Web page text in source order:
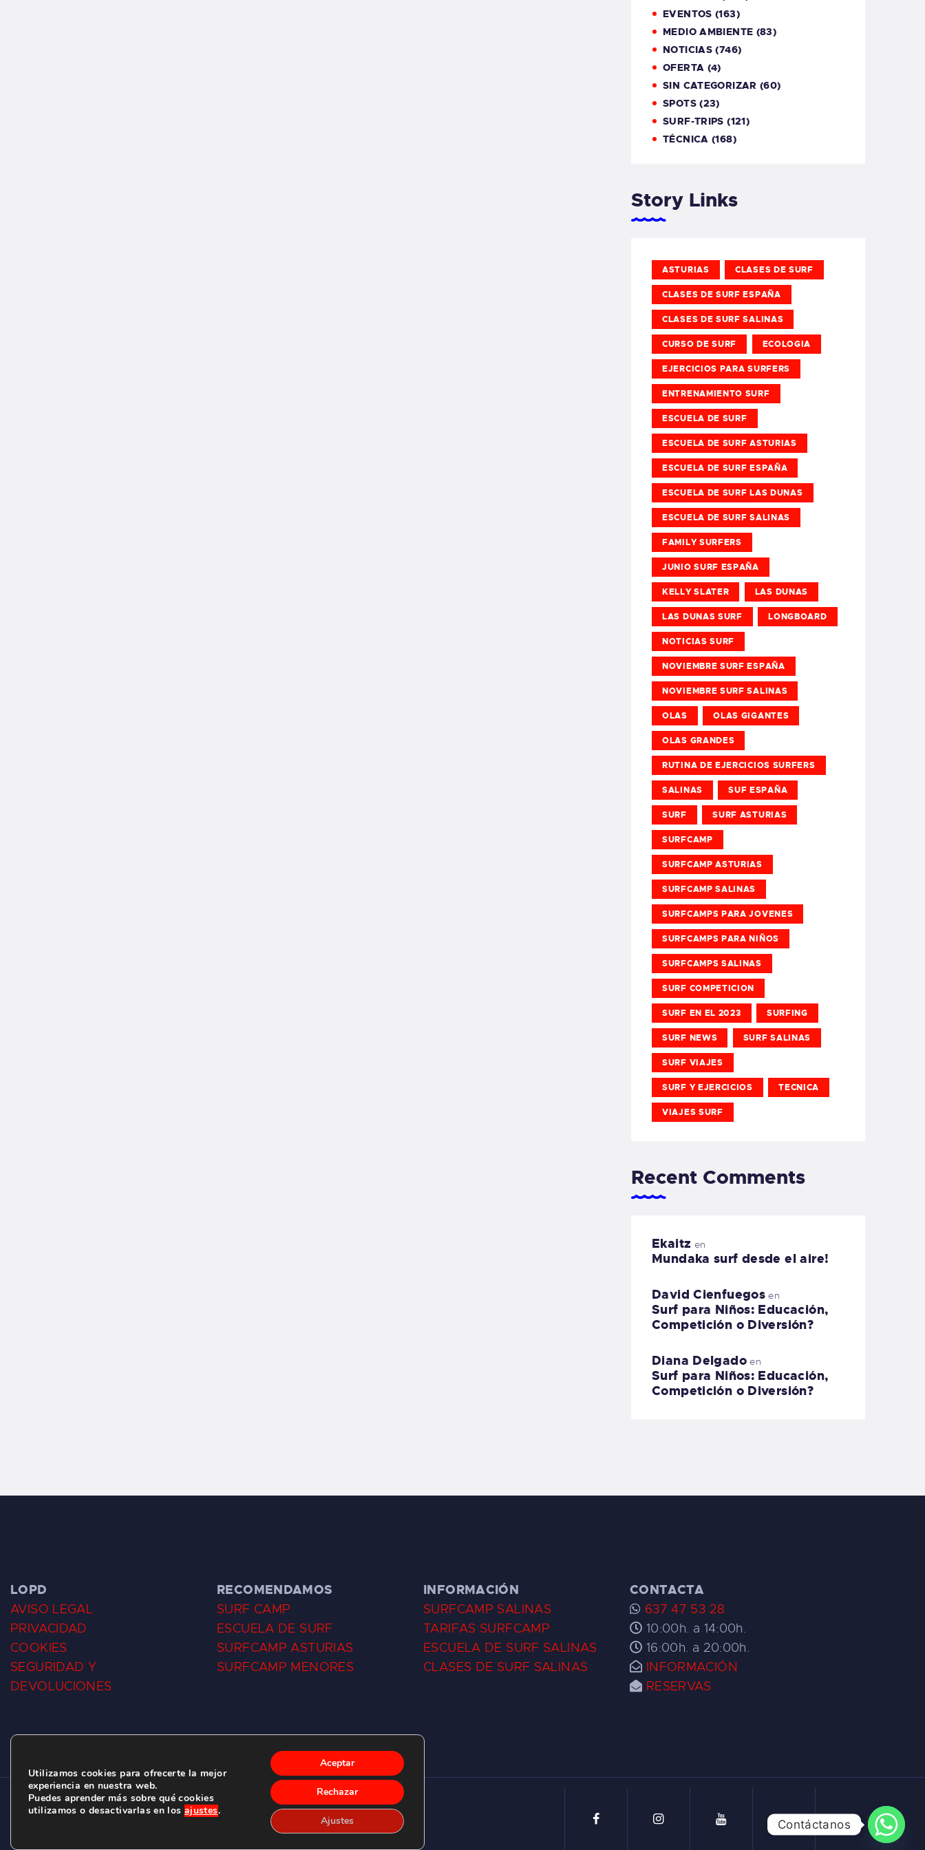
EVENTOS (163)
MEDIO AMBIENTE (83)
NOTICIAS (746)
OFERTA (4)
SIN CATEGORIZAR (60)
SPOTS(23)
SURF-TRIPS (121)
TÉCNICA (168)
Story Links
ASTURIAS CLASES DE SURF
CLASES DE SURF ESPAÑA
CLASES DE SURF SALINAS
CURSO DE SURF ECOLOGIA
EJERCICIOS PARA SURFERS
ENTRENAMIENTO SURF
ESCUELA DE SURF
ESCUELA DE SURF ASTURIAS
ESCUELA DE SURF ESPAÑA
ESCUELA DE SURF LAS DUNAS
ESCUELA DE SURF SALINAS
FAMILY SURFERS
JUNIO SURF ESPAÑA
KELLY SLATER LAS DUNAS
LAS DUNAS SURF LONGBOARD
NOTICIAS SURF
NOVIEMBRE SURF ESPAÑA
NOVIEMBRE SURF SALINAS
OLAS OLAS GIGANTES
OLAS GRANDES
RUTINA DE EJERCICIOS SURFERS
SALINAS SUF ESPAÑA
SURF SURF ASTURIAS
SURFCAMP
SURFCAMP ASTURIAS
SURFCAMP SALINAS
SURFCAMPS PARA JOVENES
SURFCAMPS PARA NIÑOS
SURFCAMPS SALINAS
SURF COMPETICION
SURF EN EL 2023 SURFING
SURF NEWS SURF SALINAS
SURF VIAJES
SURF Y EJERCICIOS TECNICA
VIAJES SURF
Recent Comments
Ekaitz en
Mundaka surf desde el aire!
David Cienfuegos en
Surf para Niños: Educación,
Competición o Diversión?
Diana Delgadoen
Surf para Niños: Educación,
Competición o Diversión?
LOPD
AVISO LEGAL
PRIVACIDAD
COOKIES
SEGURIDAD Y
DEVOLUCIONES
RECOMENDAMOS
SURF CAMP
ESCUELA DE SURF
SURFCAMP ASTURIAS
SURFCAMP MENORES
INFORMACIÓN
SURFCAMP SALINAS
TARIFAS SURFCAMP
ESCUELA DE SURF SALINAS
CLASES DE SURF SALINAS
CONTACTA
637 47 53 28
10:00h. a 14:00h.
16:00h. a 20:00h.
INFORMACIÓN
RESERVAS
CLUB DE SURF LAS DUNAS ©2026.
C/ BERNARDO ÁLVAREZ GALAN 1, SALINAS (ASTURIAS)
Utilizamos cookies para ofrecerte la mejor
experiencia en nuestra web.
Puedes aprender más sobre qué cookies
utilizamos o desactivarlas en los ajustes.
Aceptar
Rechazar
Ajustes Contáctanos